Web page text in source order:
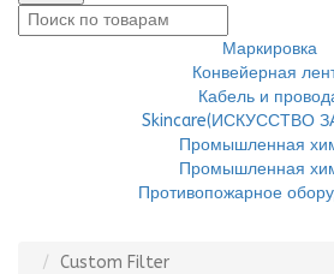
Маркировка
Конвейерная
Кабель и
Skincare(ИСКУССТВО
Промышленная
Промышленная
Противопожарное
Custom Filter